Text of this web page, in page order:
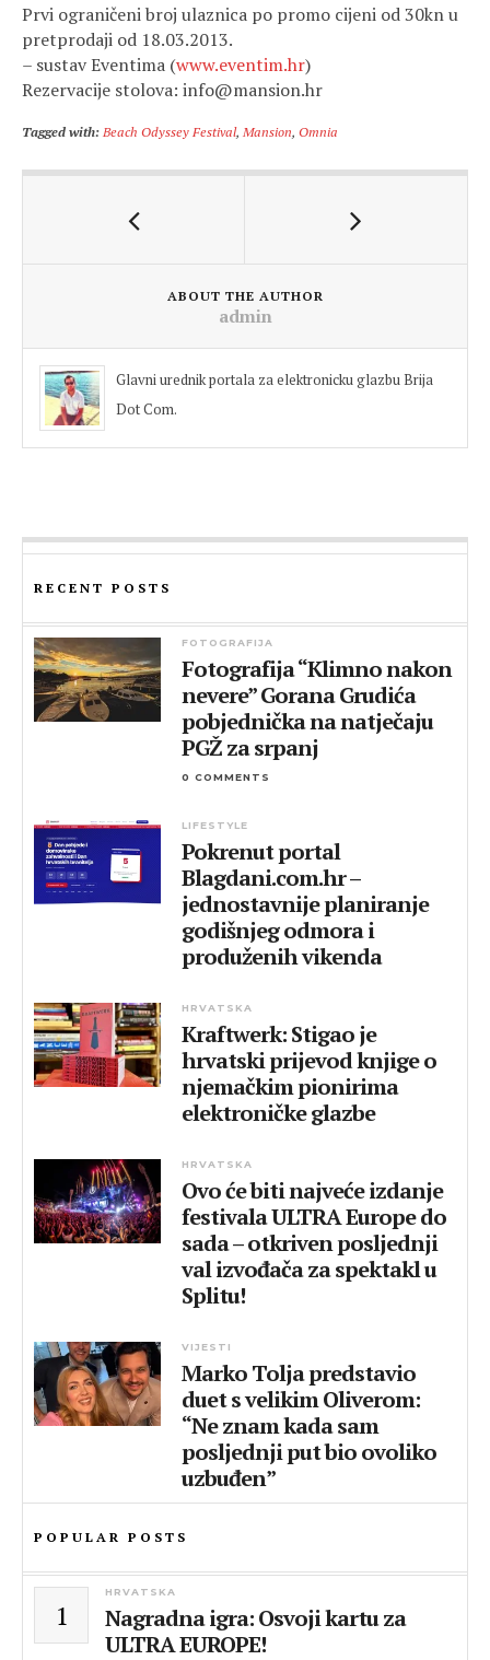
Prvi ograničeni broj ulaznica po promo cijeni od 30kn u
pretprodaji od 18.03.2013.
– sustav Eventima (www.eventim.hr)
Rezervacije stolova: info@mansion.hr
Tagged with: Beach Odyssey Festival, Mansion, Omnia
ABOUT THE AUTHOR
admin
Glavni urednik portala za elektronicku glazbu Brija
Dot Com.
RECENT POSTS
FOTOGRAFIJA
Fotografija “Klimno nakon
nevere” Gorana Grudića
pobjednička na natječaju
PGŽ za srpanj
0 COMMENTS
LIFESTYLE
Pokrenut portal
Blagdani.com.hr –
jednostavnije planiranje
godišnjeg odmora i
produženih vikenda
HRVATSKA
Kraftwerk: Stigao je
hrvatski prijevod knjige o
njemačkim pionirima
elektroničke glazbe
HRVATSKA
Ovo će biti najveće izdanje
festivala ULTRA Europe do
sada – otkriven posljednji
val izvođača za spektakl u
Splitu!
VIJESTI
Marko Tolja predstavio
duet s velikim Oliverom:
“Ne znam kada sam
posljednji put bio ovoliko
uzbuđen”
POPULAR POSTS
1
HRVATSKA
Nagradna igra: Osvoji kartu za
ULTRA EUROPE!